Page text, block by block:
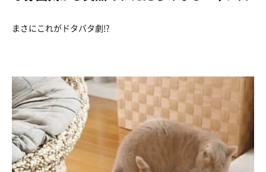
まさにこれがドタバタ劇!?